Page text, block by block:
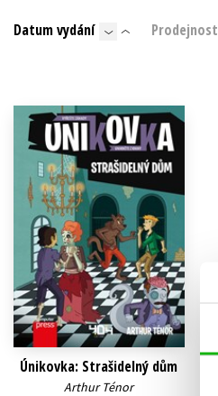
Beletrie pro děti
Byznys a ekonomie
Datum vydání Prodejnost
Únikovka: Strašidelný dům
Arthur Ténor